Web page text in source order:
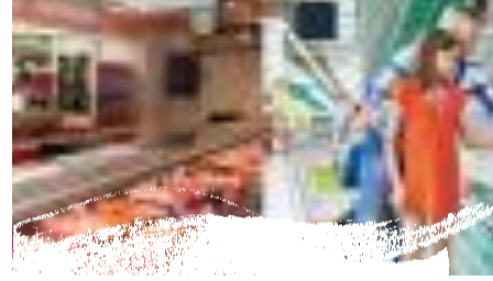
LES POINTS DE VENTE